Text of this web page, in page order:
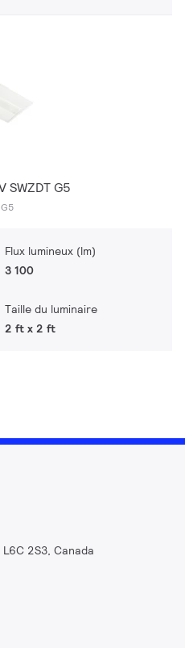
SWZDT G5
Flux lumineux (lm)
3 100
Taille du luminaire
2 ft x 2 ft
2S3, Canada